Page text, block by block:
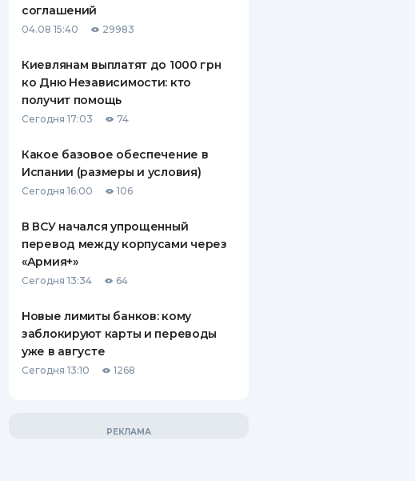
ПУТЕВОДИТЕЛИ ПО
ВСЕ СТРАХОВЫЕ ПОЛИСЫ
СТРАХОВЫЕ КОМПАНИИ
КОМПАНИЯХ
соглашений
04.08 15:40 29983
Киевлянам выплатят до 1000 грн
ко Дню Независимости: кто
получит помощь
Сегодня 17:03 74
Какое базовое обеспечение в
Испании (размеры и условия)
Сегодня 16:00 106
В ВСУ начался упрощенный
перевод между корпусами через
«Армия+»
Сегодня 13:34 64
Новые лимиты банков: кому
заблокируют карты и переводы
уже в августе
Сегодня 13:10 1268